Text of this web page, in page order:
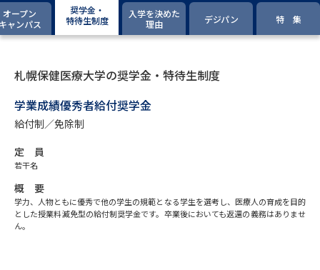
過去問題集
専門学校の資料請求
大学入学共通テスト「受験上の
配慮案内」の請求
幼稚園教員資格認定試験 小学校教員資格認定試験
オープン
ャンパス
奨学金・
特待生制度
入学を決めた
理由
デジパン 特 集
札幌保健医療大学の奨学金・特待生制度
学業成績優秀者給付奨学金
給付制／免除制
定 員
若干名
概 要
学力、人物ともに優秀で他の学生の規範となる学生を選考し、医療人の育成を目的
とした授業料減免型の給付制奨学金です。卒業後においても返還の義務はありませ
ん。